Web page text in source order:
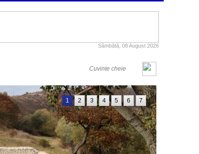
Sâmbătă, 08 August 2026
1 2 3 4 5 6 7